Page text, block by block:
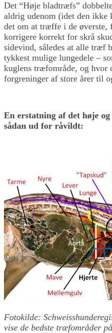
Det “Høje bladtræfs”
aldrig udenom (idet den ikke
det om at træffe i de øverste,
korrigere korrekt for skrå
sidevind, således at alle træf
tykkest mulige lungedele –
kuglens træfområde, og hvor
forgreninger af store årer til
En erstatning af det høje
sådan ud for råvildt:
Fotokilde:
vise de bedste træfområder